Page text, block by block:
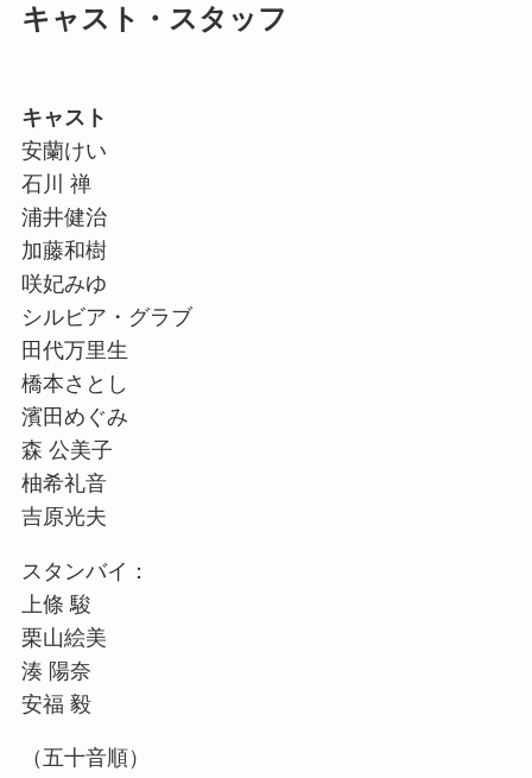
キャスト・スタッフ
キャスト
安蘭けい
石川 禅
浦井健治
加藤和樹
咲妃みゆ
シルビア・グラブ
田代万里生
橋本さとし
濱田めぐみ
森 公美子
柚希礼音
吉原光夫
スタンバイ：
上條 駿
栗山絵美
湊 陽奈
安福 毅
（五十音順）